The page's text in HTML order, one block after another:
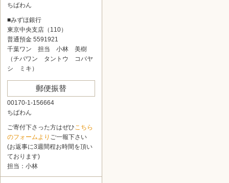
ちばわん
■みずほ銀行
東京中央支店（110）
普通預金 5591921
千葉ワン 担当 小林 美樹
（チバワン タントウ コバヤ
シ ミキ）
郵便振替
00170-1-156664
ちばわん
ご寄付下さった方はぜひこちら
のフォームより ご一報下さい
(お返事に3週間程お時間を頂い
ております)
担当：小林